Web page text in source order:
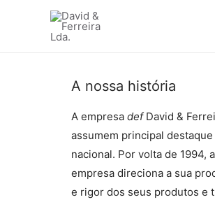
A nossa história
A empresa defDavid &
assumem principal
nacional. Por volta de 1994,
empresa direciona a sua
e rigor dos seus produtos e